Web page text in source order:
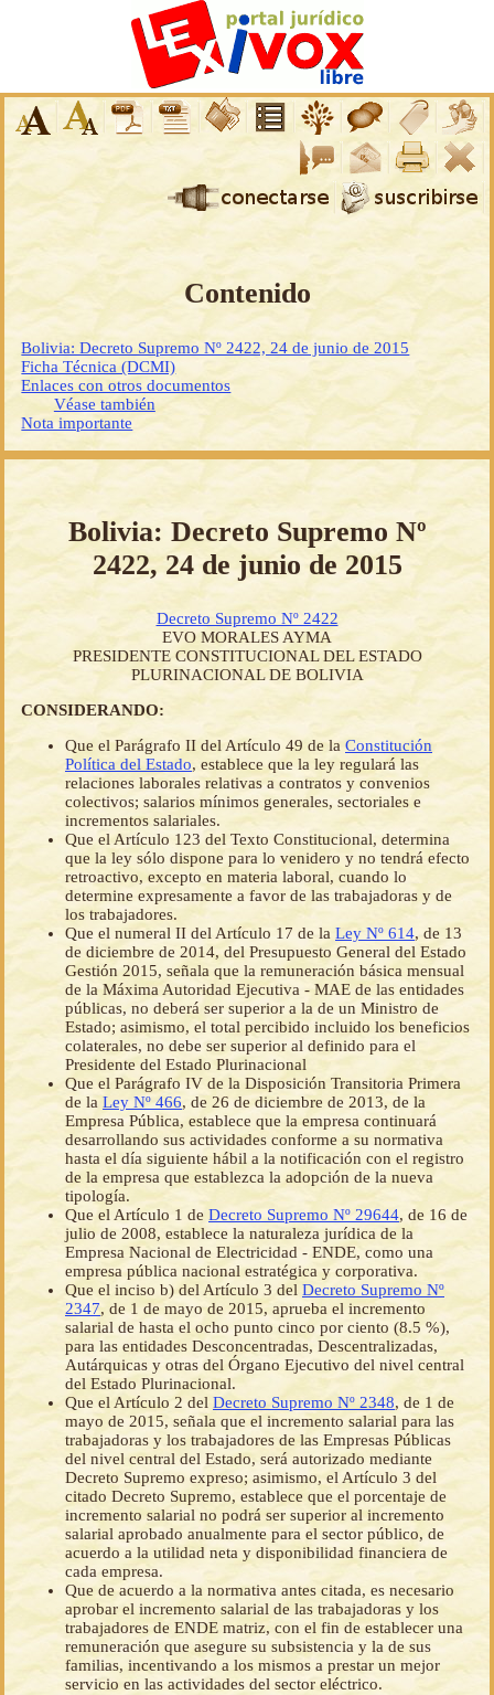
Contenido
Bolivia: Decreto Supremo Nº 2422, 24 de junio de 2015
Ficha Técnica (DCMI)
Enlaces con otros documentos
Véase también
Nota importante
Bolivia: Decreto Supremo Nº
2422, 24 de junio de 2015
Decreto Supremo Nº 2422
EVO MORALES AYMA
PRESIDENTE CONSTITUCIONAL DEL ESTADO
PLURINACIONAL DE BOLIVIA
CONSIDERANDO:
Que el Parágrafo II del Artículo 49 de la Constitución
Política del Estado, establece que la ley regulará las
relaciones laborales relativas a contratos y convenios
colectivos; salarios mínimos generales, sectoriales e
incrementos salariales.
Que el Artículo 123 del Texto Constitucional, determina
que la ley sólo dispone para lo venidero y no tendrá efecto
retroactivo, excepto en materia laboral, cuando lo
determine expresamente a favor de las trabajadoras y de
los trabajadores.
Que el numeral II del Artículo 17 de la Ley Nº 614, de 13
de diciembre de 2014, del Presupuesto General del Estado
Gestión 2015, señala que la remuneración básica mensual
de la Máxima Autoridad Ejecutiva - MAE de las entidades
públicas, no deberá ser superior a la de un Ministro de
Estado; asimismo, el total percibido incluido los beneficios
colaterales, no debe ser superior al definido para el
Presidente del Estado Plurinacional
Que el Parágrafo IV de la Disposición Transitoria Primera
de la Ley Nº 466, de 26 de diciembre de 2013, de la
Empresa Pública, establece que la empresa continuará
desarrollando sus actividades conforme a su normativa
hasta el día siguiente hábil a la notificación con el registro
de la empresa que establezca la adopción de la nueva
tipología.
Que el Artículo 1 de Decreto Supremo Nº 29644, de 16 de
julio de 2008, establece la naturaleza jurídica de la
Empresa Nacional de Electricidad - ENDE, como una
empresa pública nacional estratégica y corporativa.
Que el inciso b) del Artículo 3 del Decreto Supremo Nº
2347, de 1 de mayo de 2015, aprueba el incremento
salarial de hasta el ocho punto cinco por ciento (8.5 %),
para las entidades Desconcentradas, Descentralizadas,
Autárquicas y otras del Órgano Ejecutivo del nivel central
del Estado Plurinacional.
Que el Artículo 2 del Decreto Supremo Nº 2348, de 1 de
mayo de 2015, señala que el incremento salarial para las
trabajadoras y los trabajadores de las Empresas Públicas
del nivel central del Estado, será autorizado mediante
Decreto Supremo expreso; asimismo, el Artículo 3 del
citado Decreto Supremo, establece que el porcentaje de
incremento salarial no podrá ser superior al incremento
salarial aprobado anualmente para el sector público, de
acuerdo a la utilidad neta y disponibilidad financiera de
cada empresa.
Que de acuerdo a la normativa antes citada, es necesario
aprobar el incremento salarial de las trabajadoras y los
trabajadores de ENDE matriz, con el fin de establecer una
remuneración que asegure su subsistencia y la de sus
familias, incentivando a los mismos a prestar un mejor
servicio en las actividades del sector eléctrico.